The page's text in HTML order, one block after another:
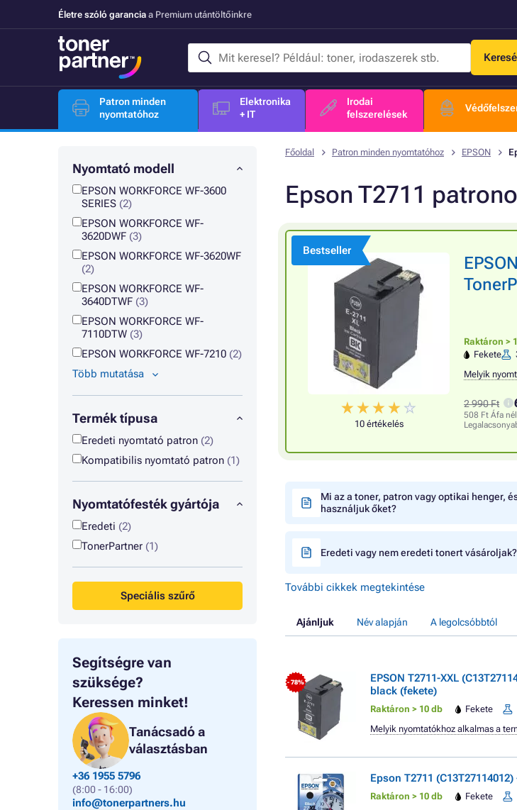
Életre szóló garancia a Premium utántöltőinkre
Patron minden
nyomtatóhoz
Elektronika
+ IT
Irodai
felszerelések
Nyomtató modell
EPSON WORKFORCE WF-3600
SERIES (2)
EPSON WORKFORCE WF-
3620DWF (3)
EPSON WORKFORCE WF-3620WF
(2)
EPSON WORKFORCE WF-
3640DTWF (3)
EPSON WORKFORCE WF-
7110DTW (3)
EPSON WORKFORCE WF-7210 (2)
Több mutatása
Termék típusa
Eredeti nyomtató patron (2)
Kompatibilis nyomtató patron (1)
Nyomtatófesték gyártója
Eredeti (2)
TonerPartner (1)
Speciális szűrő
Segítségre van
szüksége?
Keressen minket!
Tanácsadó a
választásban
+36 1955 5796
(8:00 - 16:00)
info@tonerpartners.hu
Főoldal Patron minden nyomtatóhoz EPSON
Epson T2711
Bestseller
10 értékelés
Raktáron >
Fekete
Melyik
2 990 Ft
508 Ft Áfa
Mi az a toner, patron vagy optikai henger,
használjuk őket?
Eredeti vagy nem eredeti tonert vásároljak?
További cikkek megtekintése
Ajánljuk Név alapján A legolcsóbbtól
- 78%
EPSON T2711-XXL
black (fekete)
Raktáron > 10 db Fekete
Melyik nyomtatókhoz alkalmas a
Epson T2711
Raktáron > 10 db Fekete